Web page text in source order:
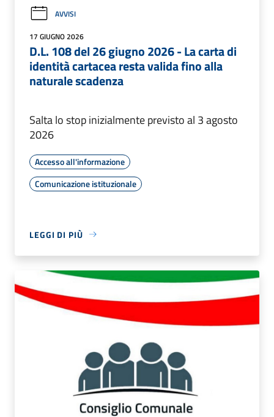
AVVISI
17 GIUGNO 2026
D.L. 108 del 26 giugno 2026 - La carta di
identità cartacea resta valida fino alla
naturale scadenza
Salta lo stop inizialmente previsto al 3 agosto
2026
Accesso all'informazione
Comunicazione istituzionale
LEGGI DI PIÙ